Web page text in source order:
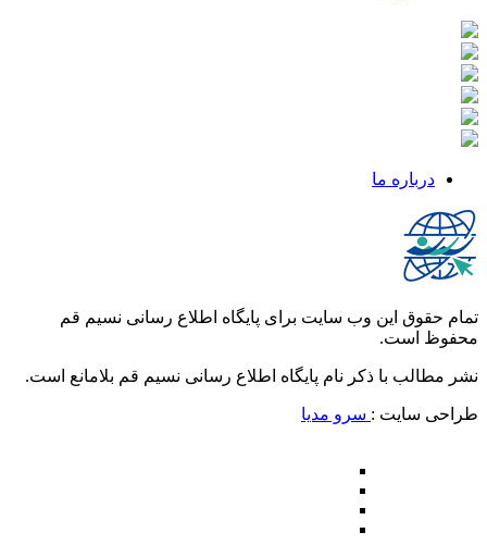
درباره ما
تمام حقوق این وب سایت برای پایگاه اطلاع رسانی نسیم قم
محفوظ است.
نشر مطالب با ذکر نام پایگاه اطلاع رسانی نسیم قم بلامانع است.
طراحی سایت : سرو مدیا